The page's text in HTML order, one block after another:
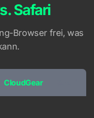
Safari
Browser frei, was
CloudGear